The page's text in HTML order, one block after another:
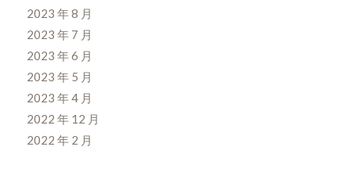
2023 年 8 月
2023 年 7 月
2023 年 6 月
2023 年 5 月
2023 年 4 月
2022 年 12 月
2022 年 2 月